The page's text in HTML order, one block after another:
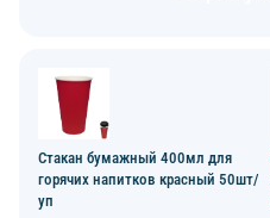
Стакан бумажный 400мл для
горячих напитков красный 50шт/
уп